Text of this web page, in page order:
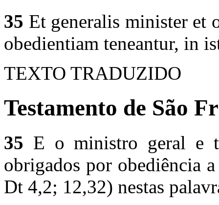
35 Et generalis minister et
obedientiam teneantur, in
TEXTO TRADUZIDO
Testamento de São
35 E o ministro geral e
obrigados por obediência
Dt 4,2; 12,32) nestas